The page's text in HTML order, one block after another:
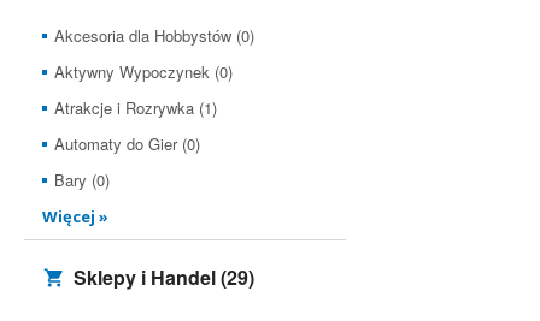
Akcesoria dla Hobbystów (0)
Aktywny Wypoczynek (0)
Atrakcje i Rozrywka (1)
Automaty do Gier (0)
Bary (0)
Więcej »
Sklepy i Handel(29)